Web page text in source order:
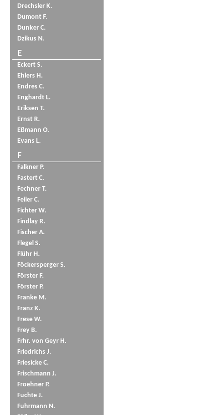
Drechsler K.
Dumont F.
Dunker C.
Dzikus N.
E
Eckert S.
Ehlers H.
Endres C.
Enghardt L.
Eriksen T.
Ernst R.
Eßmann O.
Evans L.
F
Falkner P.
Fastert C.
Fechner T.
Feiler C.
Fichter W.
Findlay R.
Fischer A.
Flegel S.
Flühr H.
Föckersperger S.
Förster F.
Förster P.
Franke M.
Franz K.
Frese W.
Frey B.
Frhr. von Geyr H.
Friedrichs J.
Friesicke C.
Frischmann J.
Froehner P.
Fuchte J.
Fuhrmann N.